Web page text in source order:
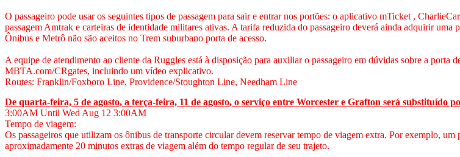
O passageiro pode usar os seguintes tipos de passagem para sair e entrar nos portões: o aplicativo mTicket ,
passagem Amtrak e carteiras de identidade militares ativas. A tarifa reduzida do passageiro deverá ainda adquirir
Ônibus e Metrô não são aceitos no Trem suburbano porta de acesso.
A equipe de atendimento ao cliente da Ruggles está à disposição para auxiliar o passageiro em dúvidas sobre a porta
MBTA.com/CRgates, incluindo um vídeo explicativo.
Routes: Franklin/Foxboro Line, Providence/Stoughton Line, Needham Line
De quarta-feira, 5 de agosto, a terça-feira, 11 de agosto, o serviço entre Worcester e Grafton será
3:00AM Until Wed Aug 12 3:00AM
Tempo de viagem:
Os passageiros que utilizam os ônibus de transporte circular devem reservar tempo de viagem extra. Por exemplo,
aproximadamente 20 minutos extras de viagem além do tempo regular de seu trajeto.